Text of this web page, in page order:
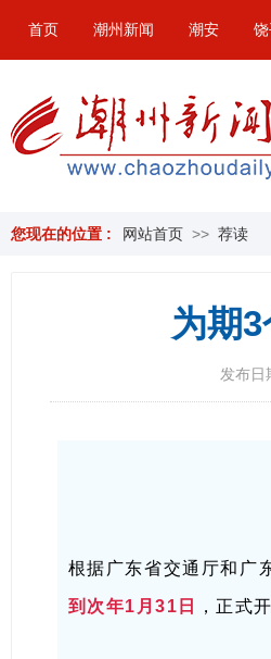
首页 潮州新闻 潮安
您现在的位置 : 网站首页 >> 荐读
为期
发布日
根据广东省交通厅和广
到次年1月31日 ，正式